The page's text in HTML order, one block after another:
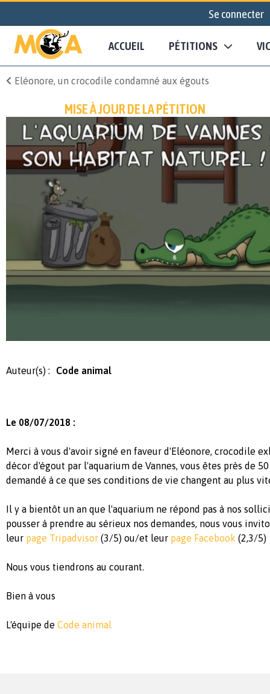
Se connecter
ACCUEIL PÉTITIONS
Eléonore, un crocodile condamné aux égouts
MISE À JOUR DE LA PÉTITION
Auteur(s) : Code animal
Le 08/07/2018 :
Merci à vous d'avoir signé en faveur d'Eléonore, crocodile
décor d'égout par l'aquarium de Vannes, vous êtes près de
demandé à ce que ses conditions de vie changent au plus
Il y a bientôt un an que l'aquarium ne répond pas à nos
pousser à prendre au sérieux nos demandes, nous vous
leur page Tripadvisor (3/5) ou/et leur page Facebook (2,3/5)
Nous vous tiendrons au courant.
Bien à vous
L'équipe de Code animal